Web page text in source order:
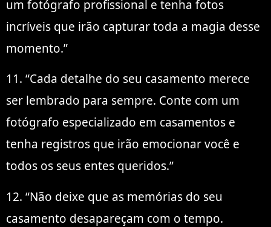
um fotógrafo profissional e tenha fotos
incríveis que irão capturar toda a magia desse
momento.”
11. “Cada detalhe do seu casamento merece
ser lembrado para sempre. Conte com um
fotógrafo especializado em casamentos e
tenha registros que irão emocionar você e
todos os seus entes queridos.”
12. “Não deixe que as memórias do seu
casamento desapareçam com o tempo.